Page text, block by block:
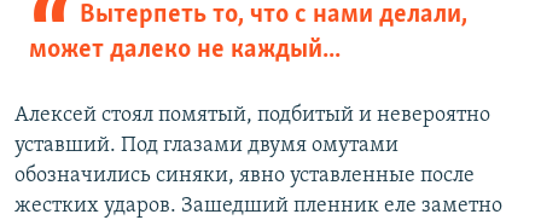
Вытерпеть то, что с нами делали,
может далеко не каждый...
Алексей стоял помятый, подбитый и невероятно
уставший. Под глазами двумя омутами
обозначились синяки, явно уставленные после
жестких ударов. Зашедший пленник еле заметно